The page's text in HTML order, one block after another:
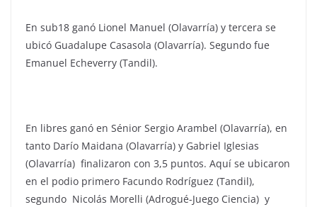
En sub18 ganó Lionel Manuel (Olavarría) y tercera se
ubicó Guadalupe Casasola (Olavarría). Segundo fue
Emanuel Echeverry (Tandil).
En libres ganó en Sénior Sergio Arambel (Olavarría), en
tanto Darío Maidana (Olavarría) y Gabriel Iglesias
(Olavarría) finalizaron con 3,5 puntos. Aquí se ubicaron
en el podio primero Facundo Rodríguez (Tandil),
segundo Nicolás Morelli (Adrogué-Juego Ciencia) y